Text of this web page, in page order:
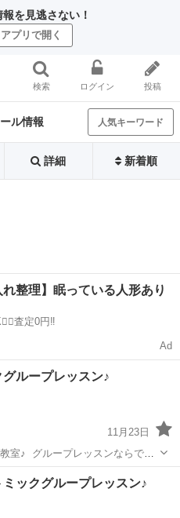
を見逃さない！
アプリで開く
検索 ログイン 投稿
ル情報 人気キーワード
詳細 新着順
れ整理】眠っている人形あり
査定0円‼️
Ad
ループレッスン♪
11月23日
室♪ ⁡ グループレッスンならでは
センス×リトミックで『音楽っ
表す力を育てる独自プログラム
トミック
ックグループレッスン♪